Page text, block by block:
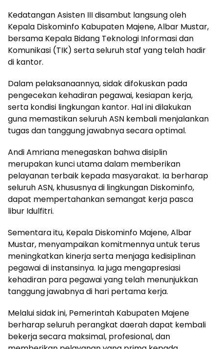
Kedatangan Asisten III disambut langsung oleh
Kepala Diskominfo Kabupaten Majene, Albar Mustar,
bersama Kepala Bidang Teknologi Informasi dan
Komunikasi (TIK) serta seluruh staf yang telah hadir
di kantor.
Dalam pelaksanaannya, sidak difokuskan pada
pengecekan kehadiran pegawai, kesiapan kerja,
serta kondisi lingkungan kantor. Hal ini dilakukan
guna memastikan seluruh ASN kembali menjalankan
tugas dan tanggung jawabnya secara optimal.
Andi Amriana menegaskan bahwa disiplin
merupakan kunci utama dalam memberikan
pelayanan terbaik kepada masyarakat. Ia berharap
seluruh ASN, khususnya di lingkungan Diskominfo,
dapat mempertahankan semangat kerja pasca
libur Idulfitri.
Sementara itu, Kepala Diskominfo Majene, Albar
Mustar, menyampaikan komitmennya untuk terus
meningkatkan kinerja serta menjaga kedisiplinan
pegawai di instansinya. Ia juga mengapresiasi
kehadiran para pegawai yang telah menunjukkan
tanggung jawabnya di hari pertama kerja.
Melalui sidak ini, Pemerintah Kabupaten Majene
berharap seluruh perangkat daerah dapat kembali
bekerja secara maksimal, profesional, dan